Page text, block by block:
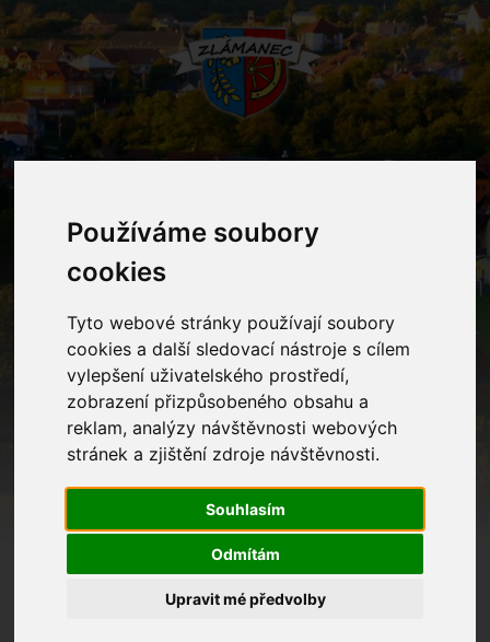
Používáme soubory
cookies
Tyto webové stránky používají soubory
cookies a další sledovací nástroje s cílem
vylepšení uživatelského prostředí,
zobrazení přizpůsobeného obsahu a
reklam, analýzy návštěvnosti webových
stránek a zjištění zdroje návštěvnosti.
Souhlasím
Odmítám
Upravit mé předvolby
Oznámení
Home Oznámení Divadlo z Truhlice
Divadlo z Truhlice
tělocvičně MŠ pohádku zájezdového divadla ze Zlína:
O Karkulce z kredence